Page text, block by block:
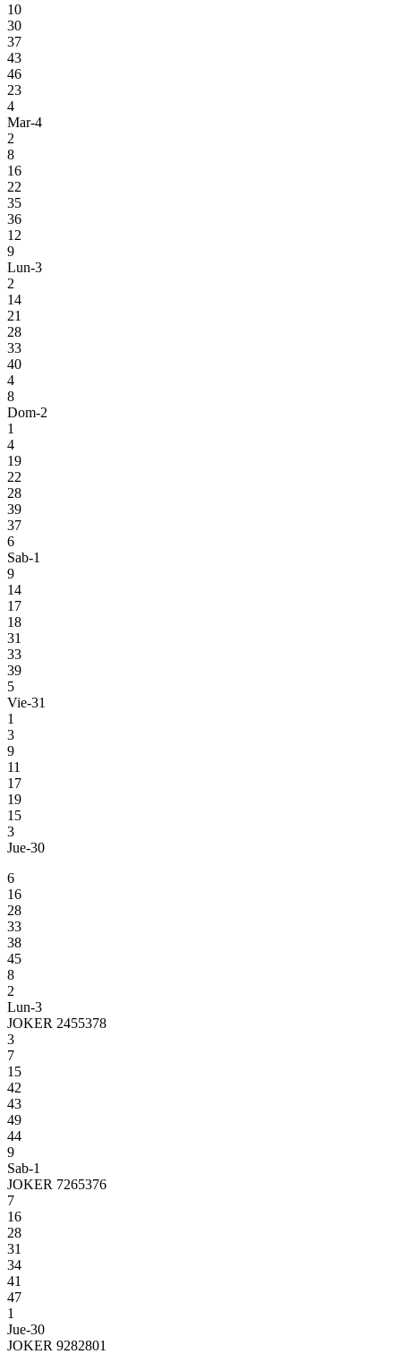
10
30
37
43
46
23
4
Mar-4
2
8
16
22
35
36
12
9
Lun-3
2
14
21
28
33
40
4
8
Dom-2
1
4
19
22
28
39
37
6
Sab-1
9
14
17
18
31
33
39
5
Vie-31
1
3
9
11
17
19
15
3
Jue-30
6
16
28
33
38
45
8
2
Lun-3
JOKER 2455378
3
7
15
42
43
49
44
9
Sab-1
JOKER 7265376
7
16
28
31
34
41
47
1
Jue-30
JOKER 9282801